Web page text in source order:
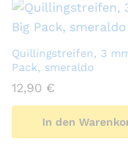
Quillingstreifen, 3
Pack, smeraldo
12,90 €
In den